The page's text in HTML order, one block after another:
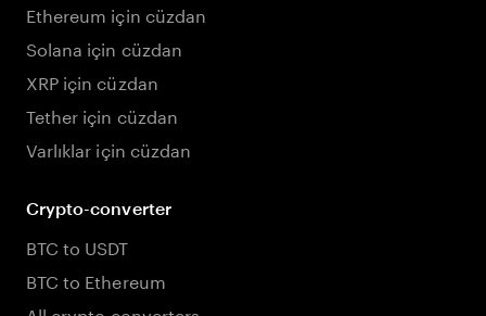
Ethereum için cüzdan
Solana için cüzdan
XRP için cüzdan
Tether için cüzdan
Varlıklar için cüzdan
Crypto-converter
BTC to USDT
BTC to Ethereum